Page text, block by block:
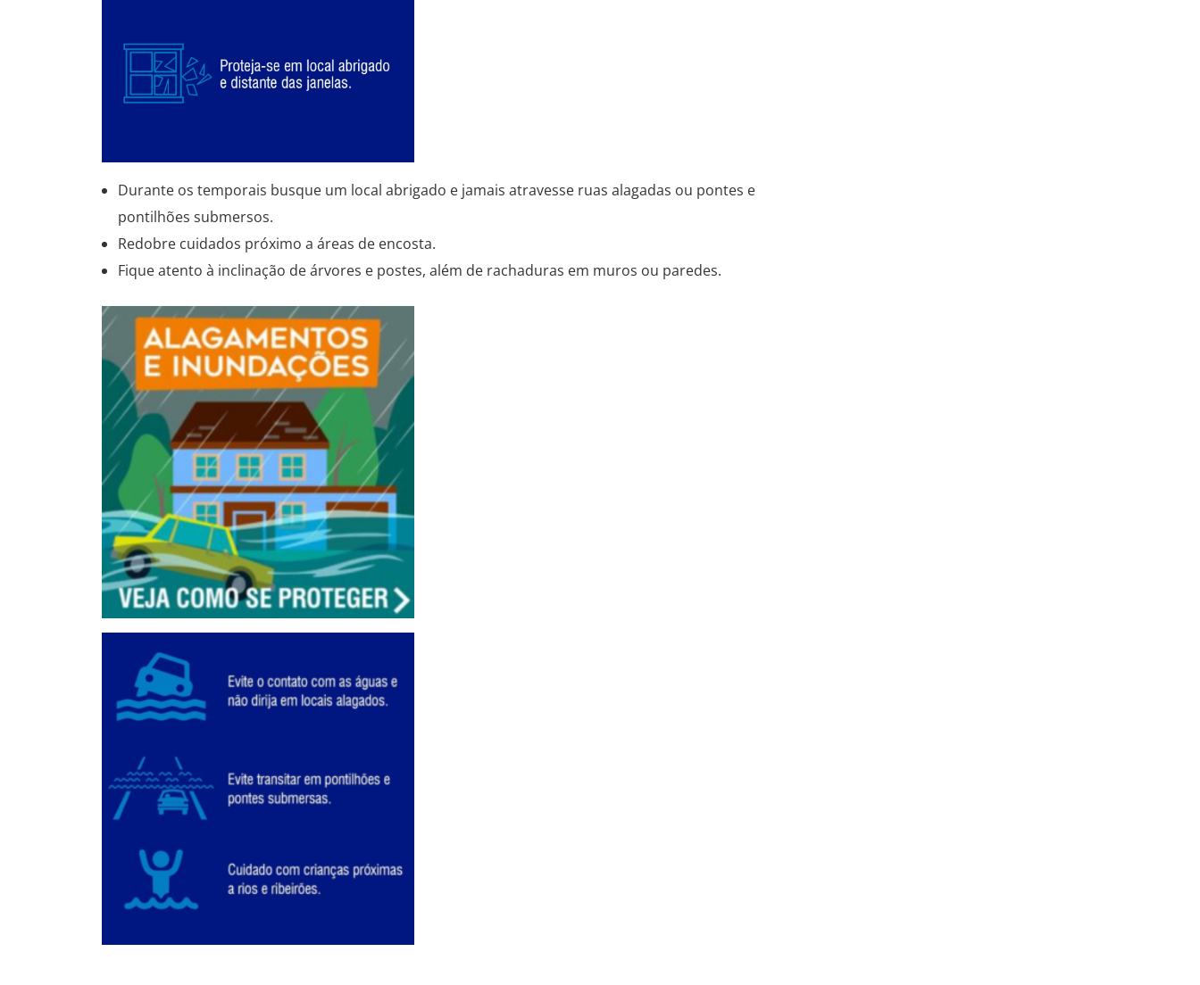
Durante os temporais busque um local abrigado e jamais atravesse ruas alagadas ou pontes e
pontilhões submersos.
Redobre cuidados próximo a áreas de encosta.
Fique atento à inclinação de árvores e postes, além de rachaduras em muros ou paredes.